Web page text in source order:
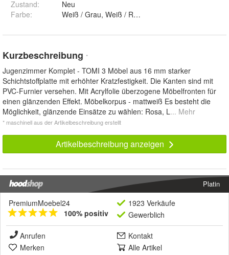
Zustand:
Neu
Farbe:
Kurzbeschreibung *
Jugenzimmer Komplet - TOMI 3 Möbel aus 16 mm starker
Schichtstoffplatte mit erhöhter Kratzfestigkeit. Die Kanten sind mit
PVC-Furnier versehen. Mit Acrylfolie überzogene Möbelfronten für
einen glänzenden Effekt. Möbelkorpus - mattweiß Es besteht die
Möglichkeit, glänzende Einsätze zu wählen: Rosa, L... Mehr
* maschinell aus der Artikelbeschreibung erstellt
Artikelbeschreibung anzeigen
Platin
PremiumMoebel24
100% positiv
1923 Verkäufe
Gewerblich
Anrufen
Kontakt
Merken
Alle Artikel